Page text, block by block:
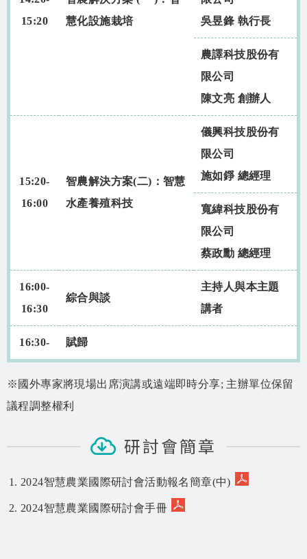
15:20
慧化設施栽培
吳昱鋒 執行長
農譯科技股份有
限公司
陳文亮 創辦人
15:20-
16:00
智農解決方案(二)：智慧
水產養殖科技
儀興科技股份有
限公司
施如錚 總經理
寬緯科技股份有
限公司
蔡政勳 總經理
16:00-
16:30
綜合與談
主持人與本主題
講者
16:30- 賦歸
※國外專家將現場出席演講或遠端即時分享; 主辦單位保留
議程調整權利
研討會簡章
2024智慧農業國際研討會活動報名簡章(中)
2024智慧農業國際研討會手冊